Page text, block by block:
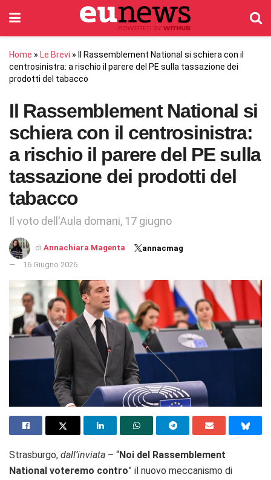
Home » Le Brevi »
Il Rassemblement National si schiera con il
centrosinistra: a rischio il parere del PE sulla tassazione dei
prodotti del tabacco
Il Rassemblement National si
schiera con il centrosinistra:
a rischio il parere del PE sulla
tassazione dei prodotti del
tabacco
Il voto dell'Aula domani, 17 giugno
di Annachiara Magenta
annacmag
16 Giugno 2026
Strasburgo, dall’inviata – “Noi del Rassemblement
National voteremo contro” il nuovo meccanismo di